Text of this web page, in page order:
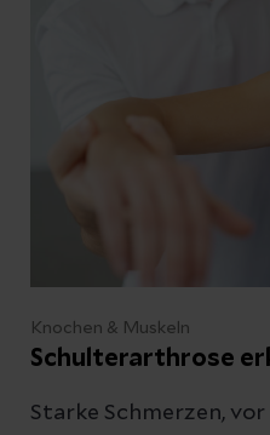
Knochen & Muskeln
Schulterarthrose
Starke Schmerzen,